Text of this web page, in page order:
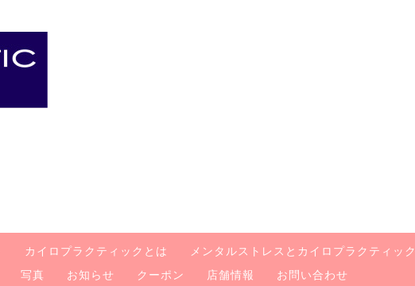
カイロプラクティックとは メンタルストレスとカイロプラクティック
写真 お知らせ クーポン 店舗情報 お問い合わせ